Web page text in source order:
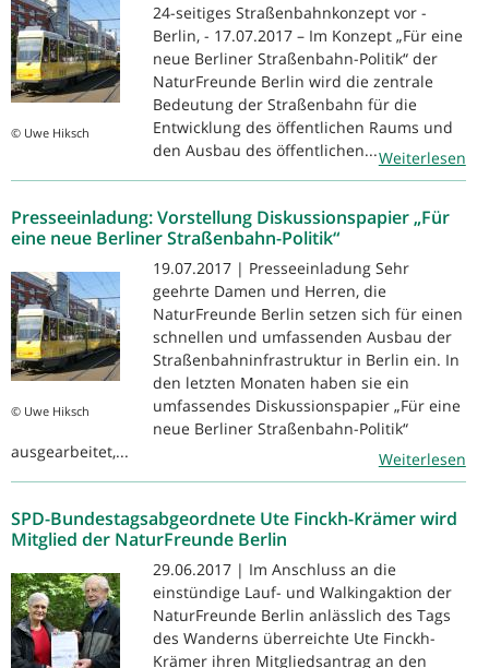
© Uwe Hiksch
24-seitiges Straßenbahnkonzept vor -
Berlin, - 17.07.2017 – Im Konzept „Für eine
neue Berliner Straßenbahn-Politik“ der
NaturFreunde Berlin wird die zentrale
Bedeutung der Straßenbahn für die
Entwicklung des öffentlichen Raums und
den Ausbau des öffentlichen...Weiterlesen
Presseeinladung: Vorstellung Diskussionspapier „Für
eine neue Berliner Straßenbahn-Politik“
© Uwe Hiksch
19.07.2017 | Presseeinladung Sehr
geehrte Damen und Herren, die
NaturFreunde Berlin setzen sich für einen
schnellen und umfassenden Ausbau der
Straßenbahninfrastruktur in Berlin ein. In
den letzten Monaten haben sie ein
umfassendes Diskussionspapier „Für eine
neue Berliner Straßenbahn-Politik“
ausgearbeitet,...
Weiterlesen
SPD-Bundestagsabgeordnete Ute Finckh-Krämer wird
Mitglied der NaturFreunde Berlin
29.06.2017 | Im Anschluss an die
einstündige Lauf- und Walkingaktion der
NaturFreunde Berlin anlässlich des Tags
des Wanderns überreichte Ute Finckh-
Krämer ihren Mitgliedsantrag an den